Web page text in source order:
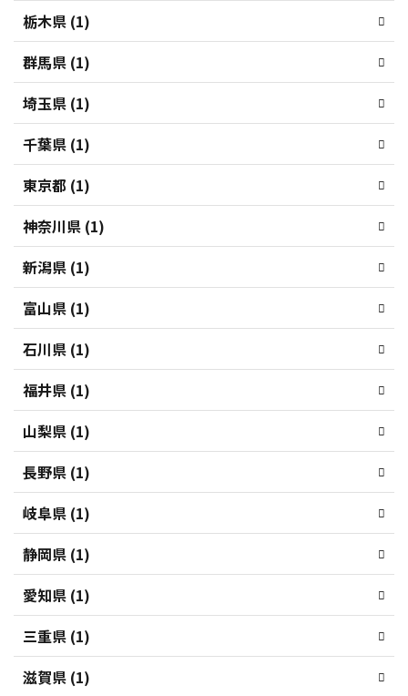
栃木県 (1)
群馬県 (1)
埼玉県 (1)
千葉県 (1)
東京都 (1)
神奈川県 (1)
新潟県 (1)
富山県 (1)
石川県 (1)
福井県 (1)
山梨県 (1)
長野県 (1)
岐阜県 (1)
静岡県 (1)
愛知県 (1)
三重県 (1)
滋賀県 (1)